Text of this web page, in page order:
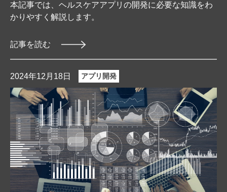
本記事では、ヘルスケアアプリの開発に必要な知識をわ
かりやすく解説します。
記事を読む
2024年12月18日 アプリ開発